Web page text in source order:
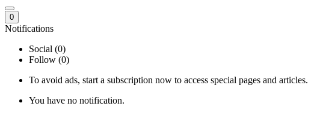
0
Notifications
Social (0)
Follow (0)
To avoid ads, start a subscription now to access special pages and articles.
You have no notification.